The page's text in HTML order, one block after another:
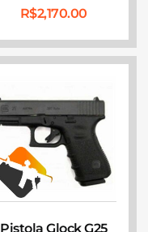
R$2,170.00
Pistola Glock G25